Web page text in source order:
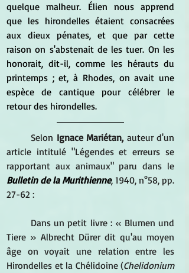
quelque malheur. Élien nous apprend
que les hirondelles étaient consacrées
aux dieux pénates, et que par cette
raison on s'abstenait de les tuer. On les
honorait, dit-il, comme les hérauts du
printemps ; et, à Rhodes, on avait une
espèce de cantique pour célébrer le
retour des hirondelles.
Selon Ignace Mariétan, auteur d'un
article intitulé "Légendes et erreurs se
Bulletin de la Murithienne, 1940, n°58, pp.
27-62 :
Dans un petit livre : « Blumen und
Tiere » Albrecht Dürer dit qu'au moyen
âge on voyait une relation entre les
Hirondelles et la Chélidoine (Chelidonium